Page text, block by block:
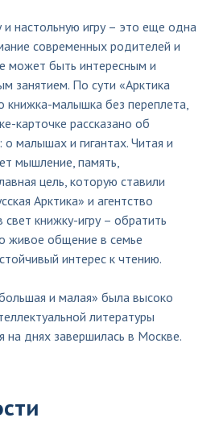
и настольную игру – это еще одна
современных родителей и
может быть интересным и
занятием. По сути «Арктика
книжка-малышка без переплета,
карточке рассказано об
малышах и гигантах. Читая и
мышление, память,
цель, которую ставили
Арктика» и агентство
свет книжку-игру – обратить
живое общение в семье
интерес к чтению.
и малая» была высоко
литературы
днях завершилась в Москве.